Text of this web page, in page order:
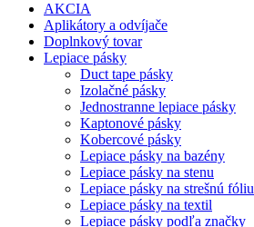
AKCIA
Aplikátory a odvíjače
Doplnkový tovar
Lepiace pásky
Duct tape pásky
Izolačné pásky
Jednostranne lepiace pásky
Kaptonové pásky
Kobercové pásky
Lepiace pásky na bazény
Lepiace pásky na stenu
Lepiace pásky na strešnú fóliu
Lepiace pásky na textil
Lepiace pásky podľa značky